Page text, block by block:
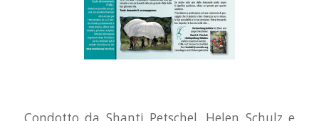
Condotto da Shanti Petschel, Helen Schulz e